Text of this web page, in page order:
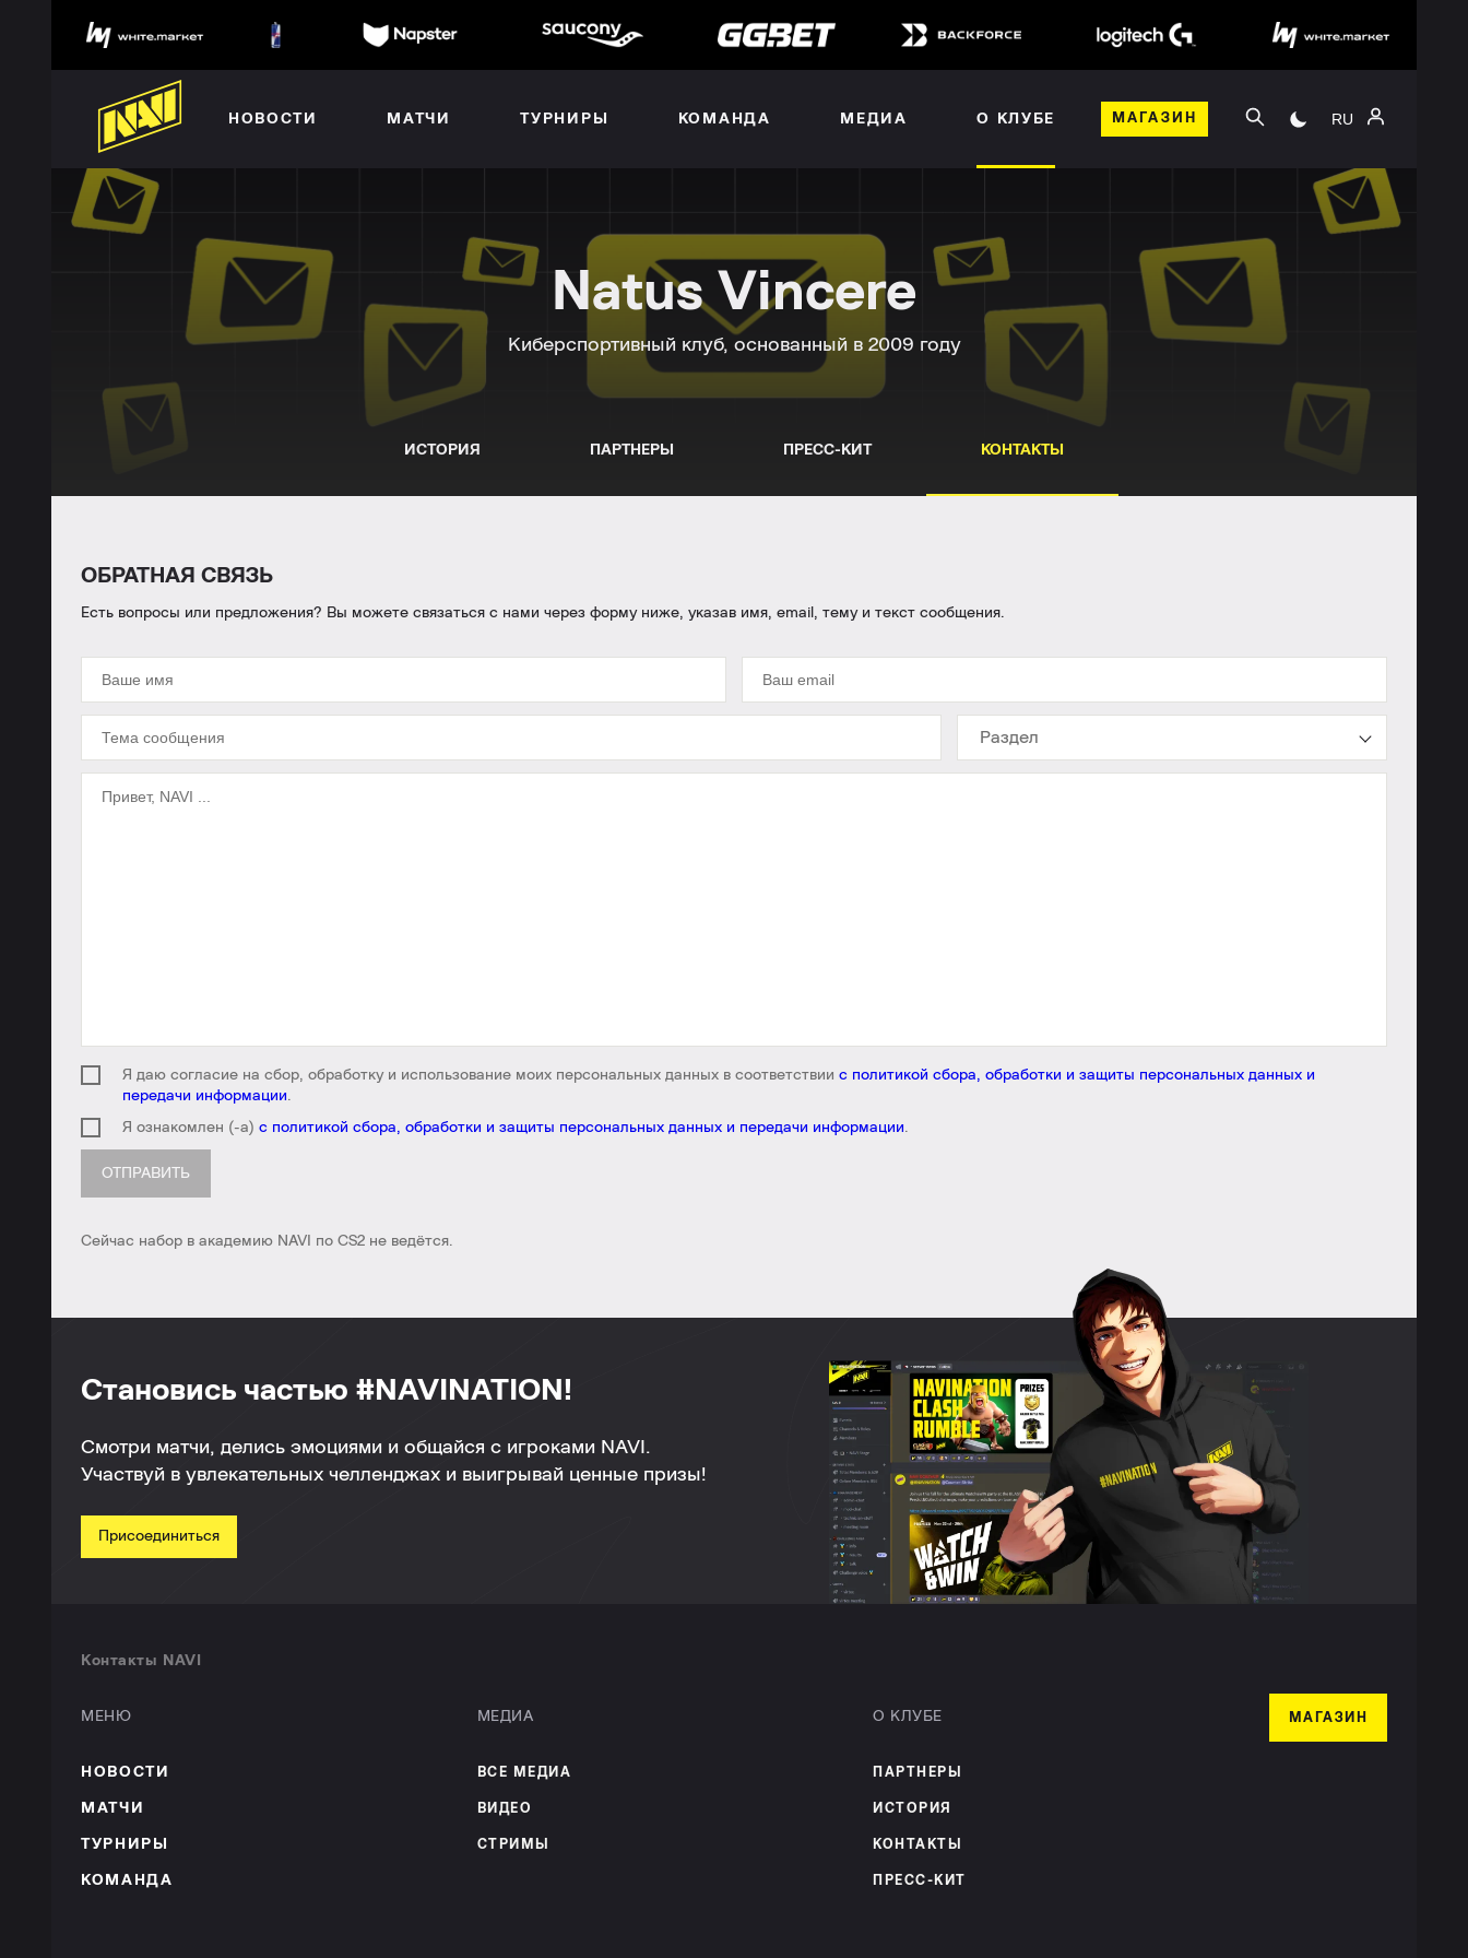
НОВОСТИ МАТЧИ ТУРНИРЫ КОМАНДА МЕДИА О КЛУБЕ МАГАЗИН RU
Natus Vincere
Киберспортивный клуб, основанный в 2009 году
ИСТОРИЯ ПАРТНЕРЫ ПРЕСС-КИТ КОНТАКТЫ
ОБРАТНАЯ СВЯЗЬ
Есть вопросы или предложения? Вы можете связаться с нами через форму ниже, указав имя, email, тему и текст сообщения.
Раздел
Я даю согласие на сбор, обработку и использование моих персональных данных в соответствии с политикой сбора, обработки и защиты персональных данных и
передачи информации.
Я ознакомлен (-а) с политикой сбора, обработки и защиты персональных данных и передачи информации.
ОТПРАВИТЬ
Сейчас набор в академию NAVI по CS2 не ведётся.
Становись частью #NAVINATION!
Смотри матчи, делись эмоциями и общайся с игроками NAVI.
Участвуй в увлекательных челленджах и выигрывай ценные призы!
Присоединиться
Контакты NAVI
МЕНЮ
НОВОСТИ
МАТЧИ
ТУРНИРЫ
КОМАНДА
МЕДИА
ВСЕ МЕДИА
ВИДЕО
СТРИМЫ
О КЛУБЕ
ПАРТНЕРЫ
ИСТОРИЯ
КОНТАКТЫ
ПРЕСС-КИТ
МАГАЗИН